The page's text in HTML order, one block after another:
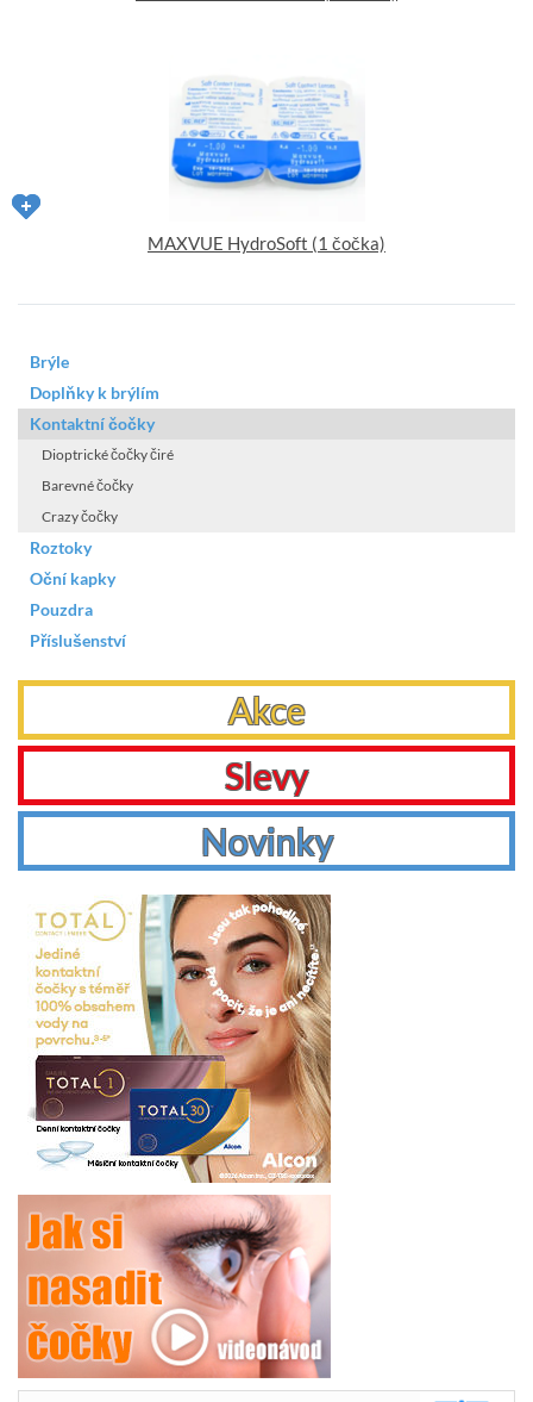
MAXVUE HydroSoft (1 čočka)
Brýle
Doplňky k brýlím
Kontaktní čočky
Dioptrické čočky čiré
Barevné čočky
Crazy čočky
Roztoky
Oční kapky
Pouzdra
Příslušenství
Akce
Slevy
Novinky